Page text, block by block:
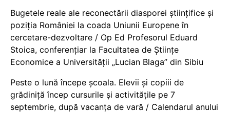
Bugetele reale ale reconectării diasporei științifice și
poziția României la coada Uniunii Europene în
cercetare-dezvoltare / Op Ed Profesorul Eduard
Stoica, conferențiar la Facultatea de Științe
Economice a Universității „Lucian Blaga” din Sibiu
Peste o lună începe școala. Elevii și copiii de
grădiniță încep cursurile și activitățile pe 7
septembrie, după vacanța de vară / Calendarul anului